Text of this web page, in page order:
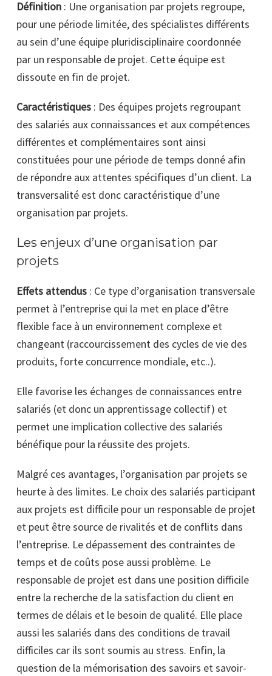
Définition : Une organisation par projets regroupe,
pour une période limitée, des spécialistes différents
au sein d’une équipe pluridisciplinaire coordonnée
par un responsable de projet. Cette équipe est
dissoute en fin de projet.
Caractéristiques : Des équipes projets regroupant
des salariés aux connaissances et aux compétences
différentes et complémentaires sont ainsi
constituées pour une période de temps donné afin
de répondre aux attentes spécifiques d’un client. La
transversalité est donc caractéristique d’une
organisation par projets.
Les enjeux d’une organisation par
projets
Effets attendus : Ce type d’organisation transversale
permet à l’entreprise qui la met en place d’être
flexible face à un environnement complexe et
changeant (raccourcissement des cycles de vie des
produits, forte concurrence mondiale, etc..).
Elle favorise les échanges de connaissances entre
salariés (et donc un apprentissage collectif) et
permet une implication collective des salariés
bénéfique pour la réussite des projets.
Malgré ces avantages, l’organisation par projets se
heurte à des limites. Le choix des salariés participant
aux projets est difficile pour un responsable de projet
et peut être source de rivalités et de conflits dans
l’entreprise. Le dépassement des contraintes de
temps et de coûts pose aussi problème. Le
responsable de projet est dans une position difficile
entre la recherche de la satisfaction du client en
termes de délais et le besoin de qualité. Elle place
aussi les salariés dans des conditions de travail
difficiles car ils sont soumis au stress. Enfin, la
question de la mémorisation des savoirs et savoir-